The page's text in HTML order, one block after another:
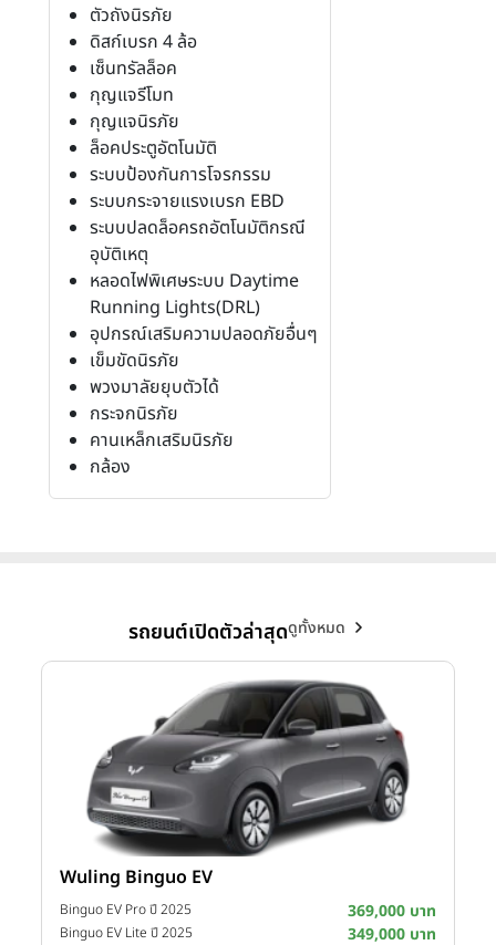
ตัวถังนิรภัย
ดิสก์เบรก 4 ล้อ
เซ็นทรัลล็อค
กุญแจรีโมท
กุญแจนิรภัย
ล็อคประตูอัตโนมัติ
ระบบป้องกันการโจรกรรม
ระบบกระจายแรงเบรก EBD
ระบบปลดล็อครถอัตโนมัติกรณี
อุบัติเหตุ
หลอดไฟพิเศษระบบ Daytime
Running Lights(DRL)
อุปกรณ์เสริมความปลอดภัยอื่นๆ
เข็มขัดนิรภัย
พวงมาลัยยุบตัวได้
กระจกนิรภัย
คานเหล็กเสริมนิรภัย
กล้อง
รถยนต์เปิดตัวล่าสุดดูทั้งหมด
Wuling Binguo EV
Binguo EV Pro ปี 2025 369,000 บาท
Binguo EV Lite ปี 2025 349,000 บาท